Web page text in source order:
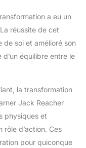
a eu un
réussite de cet
de soi et amélioré son
équilibre entre le
la transformation
Jack Reacher
physiques et
rôle d’action. Ces
pour quiconque